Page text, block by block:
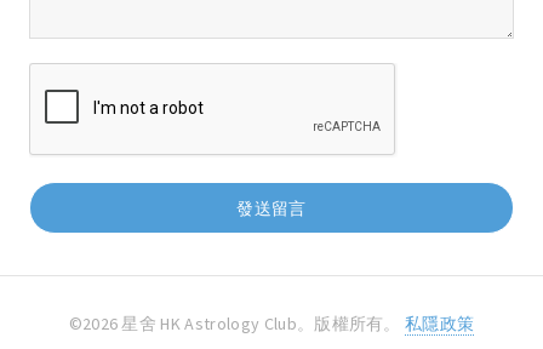
©2026 星舍 HK Astrology Club。版權所有。私隱政策